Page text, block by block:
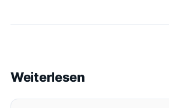
Weiterlesen